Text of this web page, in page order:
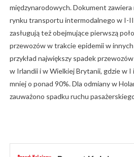
międzynarodowych. Dokument
rynku transportu intermodalnego w I-
zasługują też obejmujące pierwszą
przewozów w trakcie epidemii w
przykład największy spadek
w Irlandii i w Wielkiej Brytanii, gdzie w
mniej o ponad 90%. Dla odmiany w
zauważono spadku ruchu